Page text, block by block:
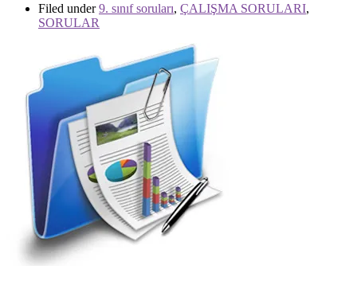
Filed under9. sınıf soruları, ÇALIŞMA SORULARI,
SORULAR